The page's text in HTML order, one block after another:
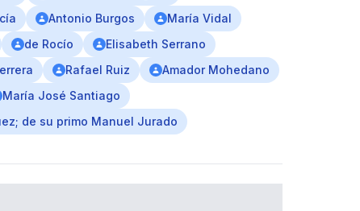
Antonio Burgos
María Vidal
de Rocío
Elisabeth Serrano
Rafael Ruiz
Amador Mohedano
María José Santiago
de su primo Manuel Jurado